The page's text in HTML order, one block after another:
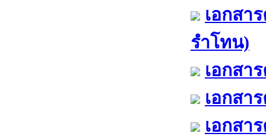
เอกสา
รำโทน)
เอกสา
เอกสา
เอกสา